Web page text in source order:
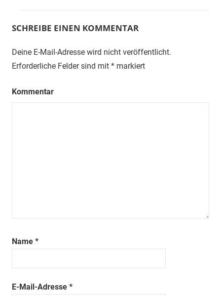
SCHREIBE EINEN KOMMENTAR
Deine E-Mail-Adresse wird nicht veröffentlicht.
Erforderliche Felder sind mit * markiert
Kommentar
Name *
E-Mail-Adresse *